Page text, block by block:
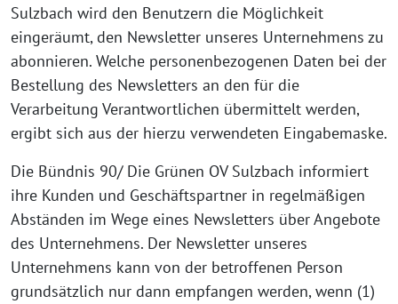
Sulzbach wird den Benutzern die Möglichkeit
eingeräumt, den Newsletter unseres Unternehmens zu
abonnieren. Welche personenbezogenen Daten bei der
Bestellung des Newsletters an den für die
Verarbeitung Verantwortlichen übermittelt werden,
ergibt sich aus der hierzu verwendeten Eingabemaske.
Die Bündnis 90/ Die Grünen OV Sulzbach informiert
ihre Kunden und Geschäftspartner in regelmäßigen
Abständen im Wege eines Newsletters über Angebote
des Unternehmens. Der Newsletter unseres
Unternehmens kann von der betroffenen Person
grundsätzlich nur dann empfangen werden, wenn (1)